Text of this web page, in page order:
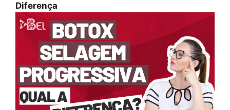
Diferença